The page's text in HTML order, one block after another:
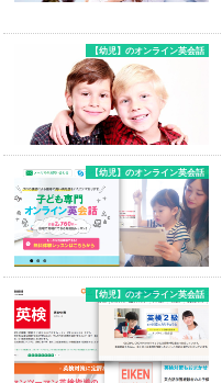
【幼児】のオンライン英会話
【幼児】のオンライン英会話
【幼児】のオンライン英会話